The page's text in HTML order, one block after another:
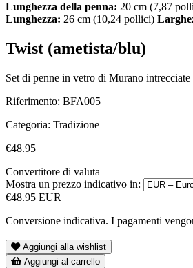
Lunghezza della penna: 20 cm (7,87
Lunghezza: 26 cm (10,24 pollici)
Twist (ametista/blu)
Set di penne in vetro di Murano intrecciate
Riferimento: BFA005
Categoria: Tradizione
€48.95
Convertitore di valuta
Mostra un prezzo indicativo in:
€48.95 EUR
Conversione indicativa. I pagamenti
Aggiungi alla wishlist
Aggiungi al carrello